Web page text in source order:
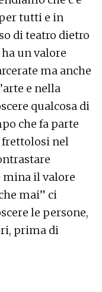
tutti e in
di teatro dietro
ha un valore
ma anche
e nella
qualcosa di
che fa parte
frettolosi nel
mina il valore
mai” ci
le persone,
prima di